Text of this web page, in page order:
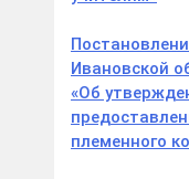
Ивановской
«Об
племенного